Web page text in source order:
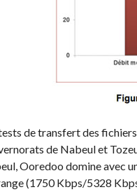
de transfert des
de Nabeul et
Ooredoo domine avec
(1750 Kbps/5328